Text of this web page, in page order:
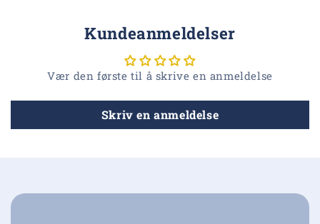
Kundeanmeldelser
Vær den første til å skrive en anmeldelse
Skriv en anmeldelse